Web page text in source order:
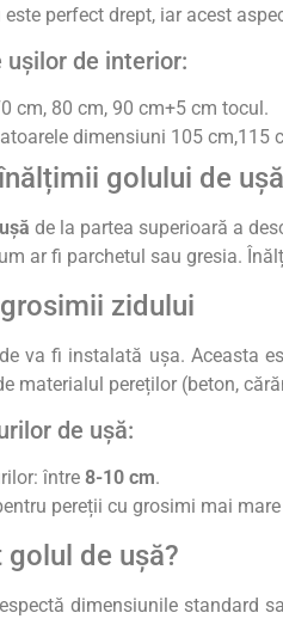
perfect drept, iar acest
ușilor de interior:
cm, 80 cm, 90 cm+5 cm tocul.
dimensiuni 105 cm,115
golului de ușă
de la partea superioară a
ar fi parchetul sau gresia.
zidului
va fi instalată ușa. Aceasta
materialul pereților (beton,
de ușă:
între 8-10 cm.
pereții cu grosimi mai
de ușă?
dimensiunile standard